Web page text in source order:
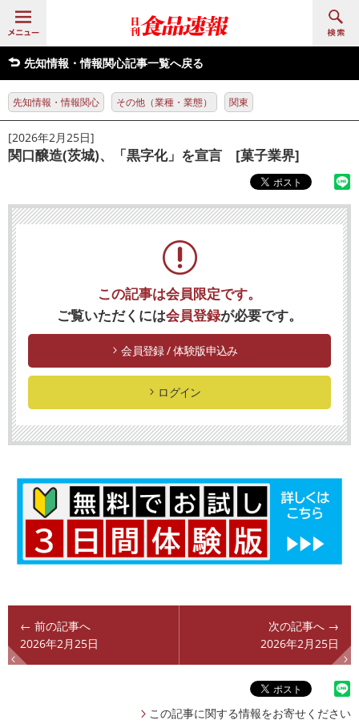
先知情報・情報関心記事一覧へ戻る
先知情報・情報関心 その他（業種・業態） 関東
[2026年2月25日]
関口醸造(茨城)、「黒字化」を宣言 [菓子業界]
この記事は会員限定です。
ご覧いただくには会員登録が必要です。
会員登録 / 体験版申込み
ログイン
← 前の記事へ
2026年2月25日
次の記事へ →
2026年2月25日
この記事に関する情報をお寄せください